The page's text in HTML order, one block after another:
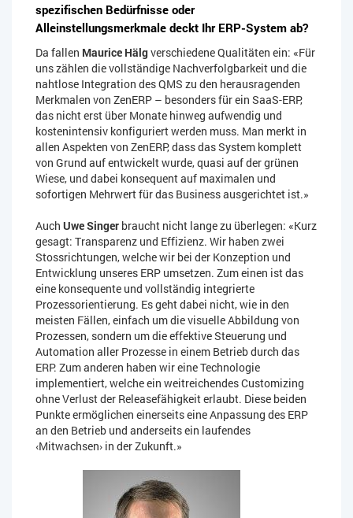
spezifischen Bedürfnisse oder
Alleinstellungsmerkmale deckt Ihr ERP-System ab?
Da fallen Maurice Hälgverschiedene Qualitäten ein: «Für
uns zählen die vollständige Nachverfolgbarkeit und die
nahtlose Integration des QMS zu den herausragenden
Merkmalen von ZenERP – besonders für ein SaaS-ERP,
das nicht erst über Monate hinweg aufwendig und
kostenintensiv konfiguriert werden muss. Man merkt in
allen Aspekten von ZenERP, dass das System komplett
von Grund auf entwickelt wurde, quasi auf der grünen
Wiese, und dabei konsequent auf maximalen und
sofortigen Mehrwert für das Business ausgerichtet ist.»
Auch Uwe Singer braucht nicht lange zu überlegen: «Kurz
gesagt: Transparenz und Effizienz. Wir haben zwei
Stossrichtungen, welche wir bei der Konzeption und
Entwicklung unseres ERP umsetzen. Zum einen ist das
eine konsequente und vollständig integrierte
Prozessorientierung. Es geht dabei nicht, wie in den
meisten Fällen, einfach um die visuelle Abbildung von
Prozessen, sondern um die effektive Steuerung und
Automation aller Prozesse in einem Betrieb durch das
ERP. Zum anderen haben wir eine Technologie
implementiert, welche ein weitreichendes Customizing
ohne Verlust der Releasefähigkeit erlaubt. Diese beiden
Punkte ermöglichen einerseits eine Anpassung des ERP
an den Betrieb und anderseits ein laufendes
‹Mitwachsen› in der Zukunft.»